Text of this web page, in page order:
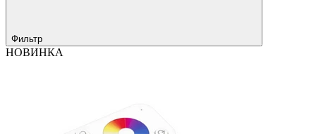
Фильтр
НОВИНКА